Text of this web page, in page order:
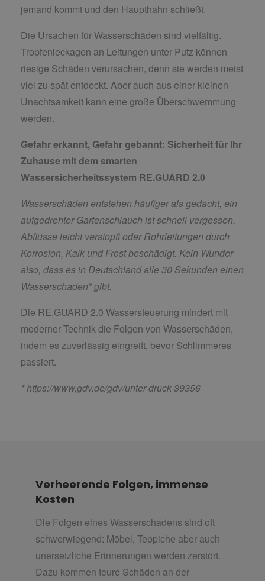
jemand kommt und den Haupthahn schließt.
Die Ursachen für Wasserschäden sind vielfältig.
Tropfenleckagen an Leitungen unter Putz können
riesige Schäden verursachen, denn sie werden meist
viel zu spät entdeckt. Aber auch aus einer kleinen
Unachtsamkeit kann eine große Überschwemmung
werden.
Gefahr erkannt, Gefahr gebannt: Sicherheit für Ihr
Zuhause mit dem smarten
Wassersicherheitssystem RE.GUARD 2.0
Wasserschäden entstehen häufiger als gedacht, ein
aufgedrehter Gartenschlauch ist schnell vergessen,
Abflüsse leicht verstopft oder Rohrleitungen durch
Korrosion, Kalk und Frost beschädigt. Kein Wunder
also, dass es in Deutschland alle 30 Sekunden einen
Wasserschaden* gibt.
Die RE.GUARD 2.0 Wassersteuerung mindert mit
moderner Technik die Folgen von Wasserschäden,
indem es zuverlässig eingreift, bevor Schlimmeres
passiert.
*https://www.gdv.de/gdv/unter-druck-39356
Verheerende Folgen, immense
Kosten
Die Folgen eines Wasserschadens sind oft
schwerwiegend: Möbel, Teppiche aber auch
unersetzliche Erinnerungen werden zerstört.
Dazu kommen teure Schäden an der